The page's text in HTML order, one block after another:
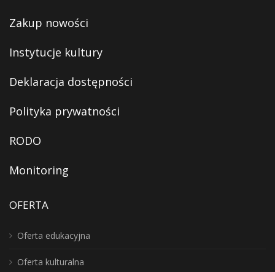
Zakup nowości
Instytucje kultury
Deklaracja dostępności
Polityka prywatności
RODO
Monitoring
OFERTA
Oferta edukacyjna
Oferta kulturalna